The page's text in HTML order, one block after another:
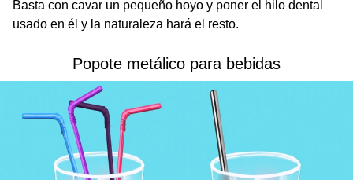
Basta con cavar un pequeño hoyo y poner el hilo dental
usado en él y la naturaleza hará el resto.
Popote metálico para bebidas